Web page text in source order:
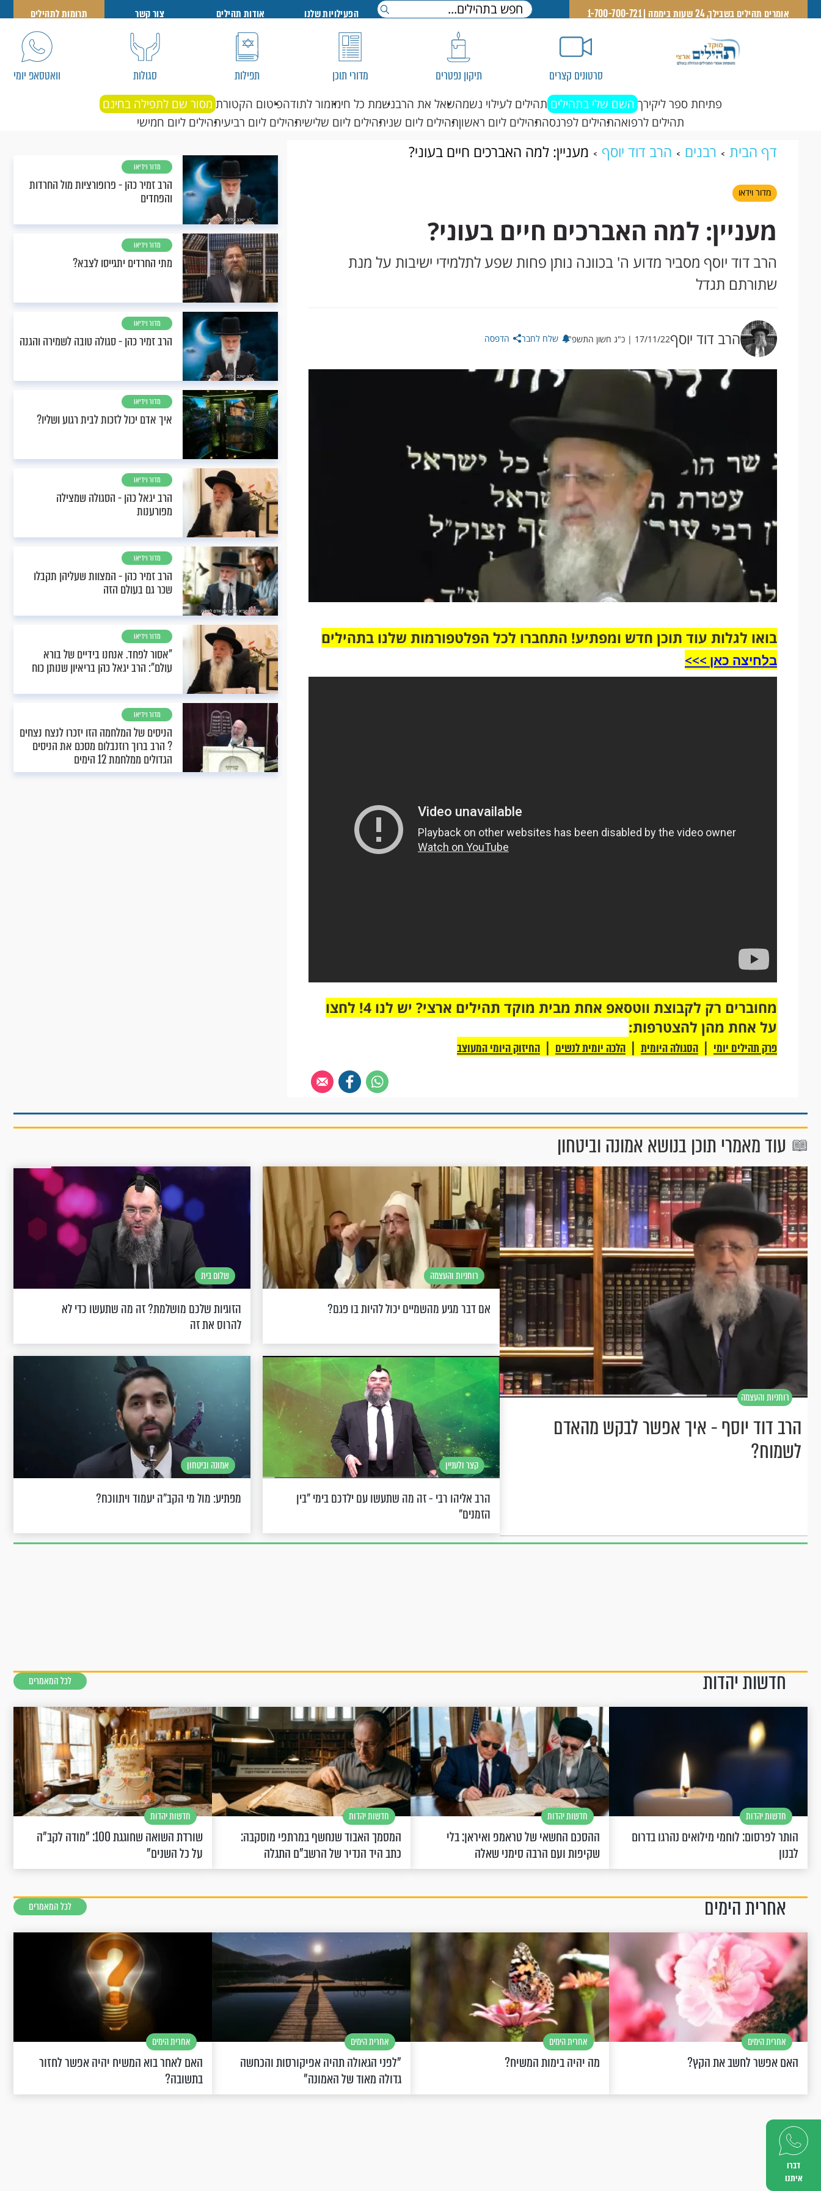
דברו
איתנו
אומרים תהילים בשבילך, 24 שעות ביממה | 1-700-700-721 הפעילויות שלנו אודות תהילים צור קשר תרומות לתהילים
סרטונים קצרים תיקון נפטרים מדורי תוכן תפילות סגולות וואטסאפ יומי
פתיחת ספר ליקירך השם שלי בתהילים תהילים לעילוי נשמהשאל את הרבנשמת כל חימזמור לתודהפיטום הקטורת מסור שם לתפילה בחינם
תהילים לרפואהתהילים לפרנסהתהילים ליום ראשוןתהילים ליום שניתהילים ליום שלישיתהילים ליום רביעיתהילים ליום חמישי
דף הבית רבנים הרב דוד יוסף מעניין: למה האברכים חיים בעוני?
מדור וידאו
מעניין: למה האברכים חיים בעוני?
הרב דוד יוסף מסביר מדוע ה' בכוונה נותן פחות שפע לתלמידי ישיבות על מנת
שתורתם תגדל
הרב דוד יוסף17/11/22 | כ"ג חשון התשפ"ג שלח לחבר הדפסה
בואו לגלות עוד תוכן חדש ומפתיע! התחברו לכל הפלטפורמות שלנו בתהילים
בלחיצה כאן >>>​
מחוברים רק לקבוצת ווטסאפ אחת מבית מוקד תהילים ארצי? יש לנו 4! לחצו
על אחת מהן להצטרפות:
פרק תהילים יומי | הסגולה היומית | הלכה יומית לנשים | החיזוק היומי המעוצב
מדור וידיאו
הרב זמיר כהן - פרופורציות מול החרדות
והפחדים
מדור וידיאו
מתי החרדים יתגייסו לצבא?
מדור וידיאו
הרב זמיר כהן - סגולה טובה לשמירה והגנה
מדור וידיאו
איך אדם יכול לזכות לבית רגוע ושליו?
מדור וידיאו
הרב יגאל כהן - הסגולה שמצילה
מפורענות
מדור וידיאו
הרב זמיר כהן - המצוות שעליהן תקבלו
שכר גם בעולם הזה
מדור וידיאו
"אסור לפחד. אנחנו בידיים של בורא
עולם": הרב יגאל כהן בריאיון שנותן כוח
מדור וידיאו
הניסים של המלחמה הזו יזכרו לנצח נצחים
? הרב ברוך רוזנבלום מסכם את הניסים
הגדולים ממלחמת 12 הימים
עוד מאמרי תוכן בנושא אמונה וביטחון
רוחניות והעצמה
הרב דוד יוסף - איך אפשר לבקש מהאדם
לשמוח?
רוחניות והעצמה
אם דבר מגיע מהשמיים יכול להיות בו פגם?
שלום בית
הזוגיות שלכם מושלמת? זה מה שתעשו כדי לא
להרוס את זה
קצר ולעניין
הרב אליהו רבי - זה מה שתעשו עם ילדכם בימי "בין
הזמנים"
אמונה וביטחון
מפתיע: מול מי הקב"ה יעמוד ויתווכח?
חדשות יהדות לכל המאמרים
חדשות יהדות
הותר לפרסום: לוחמי מילואים נהרגו בדרום
לבנון
חדשות יהדות
ההסכם החשאי של טראמפ ואיראן: בלי
שקיפות ועם הרבה סימני שאלה
חדשות יהדות
המסמך האבוד שנחשף במרתפי מוסקבה:
כתב היד הנדיר של הרשב"ם התגלה
חדשות יהדות
שורדת השואה שחוגגת 100: "מודה לקב"ה
על כל השנים"
אחרית הימים לכל המאמרים
אחרית הימים
האם אפשר לחשב את הקץ?
אחרית הימים
מה יהיה בימות המשיח?
אחרית הימים
"לפני הגאולה תהיה אפיקורסות והכחשה
גדולה מאוד של האמונה"
אחרית הימים
האם לאחר בוא המשיח יהיה אפשר לחזור
בתשובה?